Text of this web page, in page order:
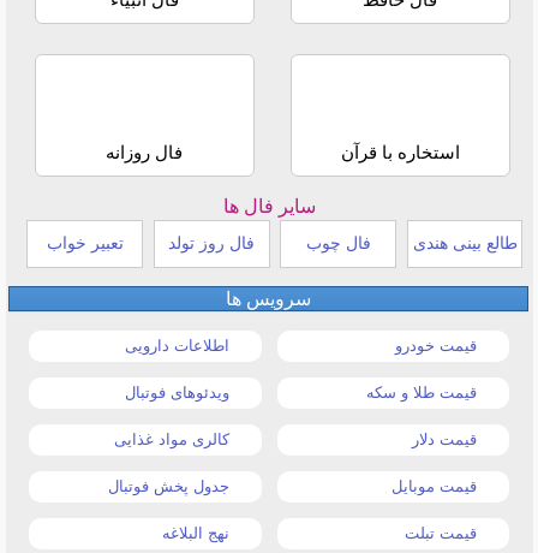
استخاره با قرآن فال روزانه
سایر فال ها
طالع بینی هندی فال چوب فال روز تولد تعبیر خواب
سرویس ها
قیمت خودرو اطلاعات دارویی
قیمت طلا و سکه ویدئوهای فوتبال
قیمت دلار کالری مواد غذایی
قیمت موبایل جدول پخش فوتبال
قیمت تبلت نهج البلاغه